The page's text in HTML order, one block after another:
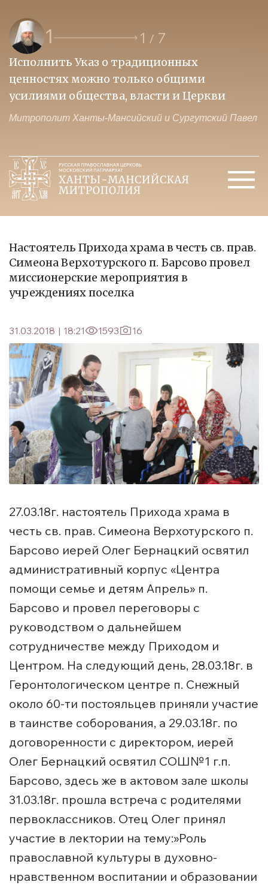
1 1 / 7
Исполнить Указ о традиционных
ценностях можно только общими
усилиями общества, власти и Церкви
Митрополит Ханты-Мансийский и Сургутский Павел
Настоятель Прихода храма в честь св. прав.
Симеона Верхотурского п. Барсово провел
миссионерские мероприятия в
учреждениях поселка
31.03.2018 | 18:21 1593 16
27.03.18г. настоятель Прихода храма в
честь св. прав. Симеона Верхотурского п.
Барсово иерей Олег Бернацкий освятил
административный корпус «Центра
помощи семье и детям Апрель» п.
Барсово и провел переговоры с
руководством о дальнейшем
сотрудничестве между Приходом и
Центром. На следующий день, 28.03.18г. в
Геронтологическом центре п. Снежный
около 60-ти постояльцев приняли участие
в таинстве соборования, а 29.03.18г. по
договоренности с директором, иерей
Олег Бернацкий освятил СОШ№1 г.п.
Барсово, здесь же в актовом зале школы
31.03.18г. прошла встреча с родителями
первоклассников. Отец Олег принял
участие в лектории на тему:»Роль
православной культуры в духовно-
нравственном воспитании и образовании